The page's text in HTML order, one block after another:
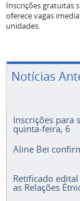
Inscrições gratuitas
oferece vagas
unidades.
Notícias
Inscrições para
quinta-feira, 6
Aline Bei
Retificado
as Relações